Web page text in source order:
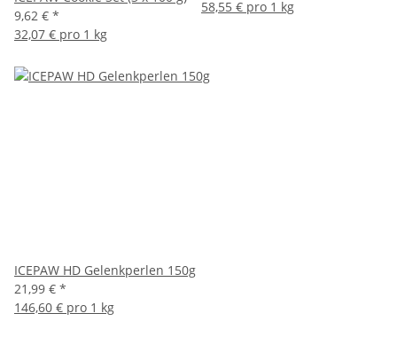
9,62 € *
32,07 € pro 1 kg
58,55 € pro 1 kg
ICEPAW HD Gelenkperlen 150g
21,99 € *
146,60 € pro 1 kg